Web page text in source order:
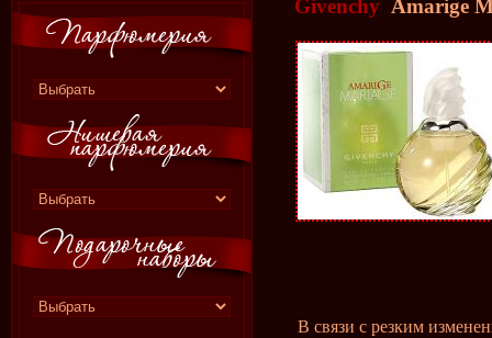
Givenchy Amarige
В связи с резким